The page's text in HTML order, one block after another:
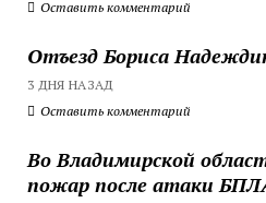
Оставить комментарий
Отъезд Бориса
3 ДНЯ НАЗАД
Оставить комментарий
Во Владимирской
пожар после атаки